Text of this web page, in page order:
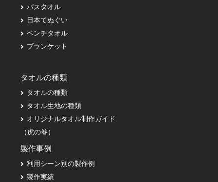
バスタオル
日本てぬぐい
ベンチタオル
ブランケット
タオルの種類
タオルの種類
タオル生地の種類
オリジナルタオル制作ガイド
（虎の巻）
製作事例
利用シーン別の製作例
製作実績